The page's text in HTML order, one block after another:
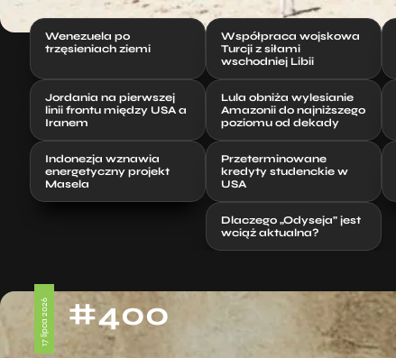
Wenezuela po
trzęsieniach ziemi
Współpraca wojskowa
Turcji z siłami
wschodniej Libii
Jordania na pierwszej
linii frontu między USA a
Iranem
Lula obniża wylesianie
Amazonii do najniższego
poziomu od dekady
Indonezja wznawia
energetyczny projekt
Masela
Przeterminowane
kredyty studenckie w
USA
Dlaczego „Odyseja” jest
wciąż aktualna?
17 lipca 2026 #400